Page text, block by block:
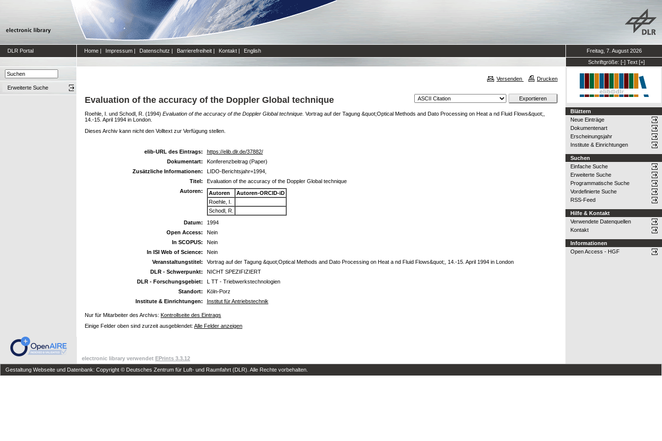
DLR Portal Home | Impressum | Datenschutz | Barrierefreiheit | Kontakt | English
Freitag, 7. August 2026
Schriftgröße: [-] Text [+]
Erweiterte Suche
Versenden Drucken
Evaluation of the accuracy of the Doppler Global technique
Roehle, I. und Schodl, R. (1994) Evaluation of the accuracy of the Doppler Global technique. Vortrag auf der Tagung &quot;Optical Methods and Dato Processing on Heat a nd Fluid Flows&quot;,
14.-15. April 1994 in London.
Dieses Archiv kann nicht den Volltext zur Verfügung stellen.
elib-URL des Eintrags:
https://elib.dlr.de/37882/
Dokumentart:
Konferenzbeitrag (Paper)
Zusätzliche Informationen:
LIDO-Berichtsjahr=1994,
Titel:
Evaluation of the accuracy of the Doppler Global technique
Autoren:
Autoren
Autoren-ORCID-iD
Roehle, I.
Schodl, R.
Datum:
1994
Open Access:
Nein
In SCOPUS:
Nein
In ISI Web of Science:
Nein
Veranstaltungstitel:
Vortrag auf der Tagung &quot;Optical Methods and Dato Processing on Heat a nd Fluid Flows&quot;, 14.-15. April 1994 in London
DLR - Schwerpunkt:
NICHT SPEZIFIZIERT
DLR - Forschungsgebiet:
L TT - Triebwerkstechnologien
Standort:
Köln-Porz
Institute & Einrichtungen:
Institut für Antriebstechnik
Nur für Mitarbeiter des Archivs: Kontrollseite des Eintrags
Einige Felder oben sind zurzeit ausgeblendet: Alle Felder anzeigen
Blättern
Neue Einträge
Dokumentenart
Erscheinungsjahr
Institute & Einrichtungen
Suchen
Einfache Suche
Erweiterte Suche
Programmatische Suche
Vordefinierte Suche
RSS-Feed
Hilfe & Kontakt
Verwendete Datenquellen
Kontakt
Informationen
Open Access - HGF
electronic library verwendet EPrints 3.3.12
Gestaltung Webseite und Datenbank: Copyright © Deutsches Zentrum für Luft- und Raumfahrt (DLR). Alle Rechte vorbehalten.